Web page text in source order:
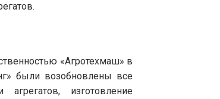
«Агротехмаш» в
были возобновлены все
изготовление